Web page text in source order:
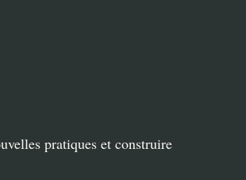
pratiques et construire